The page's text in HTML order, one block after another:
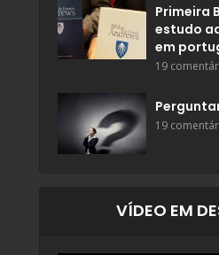
Primeira
estudo
em
19
19
VÍDEO EM